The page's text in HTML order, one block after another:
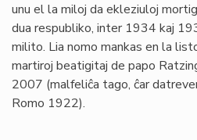
unu el la miloj da ekleziuloj
dua respubliko, inter 1934 kaj
milito. Lia nomo mankas en la
martiroj beatigitaj de papo
2007 (malfeliĉa tago, ĉar
Romo 1922).